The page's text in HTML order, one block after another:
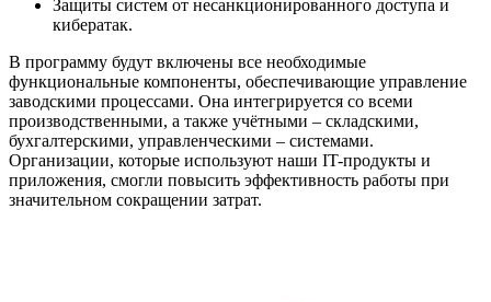
Защиты систем от несанкционированного доступа и
кибератак.
В программу будут включены все необходимые
функциональные компоненты, обеспечивающие управление
заводскими процессами. Она интегрируется со всеми
производственными, а также учётными – складскими,
бухгалтерскими, управленческими – системами.
Организации, которые используют наши IT-продукты и
приложения, смогли повысить эффективность работы при
значительном сокращении затрат.